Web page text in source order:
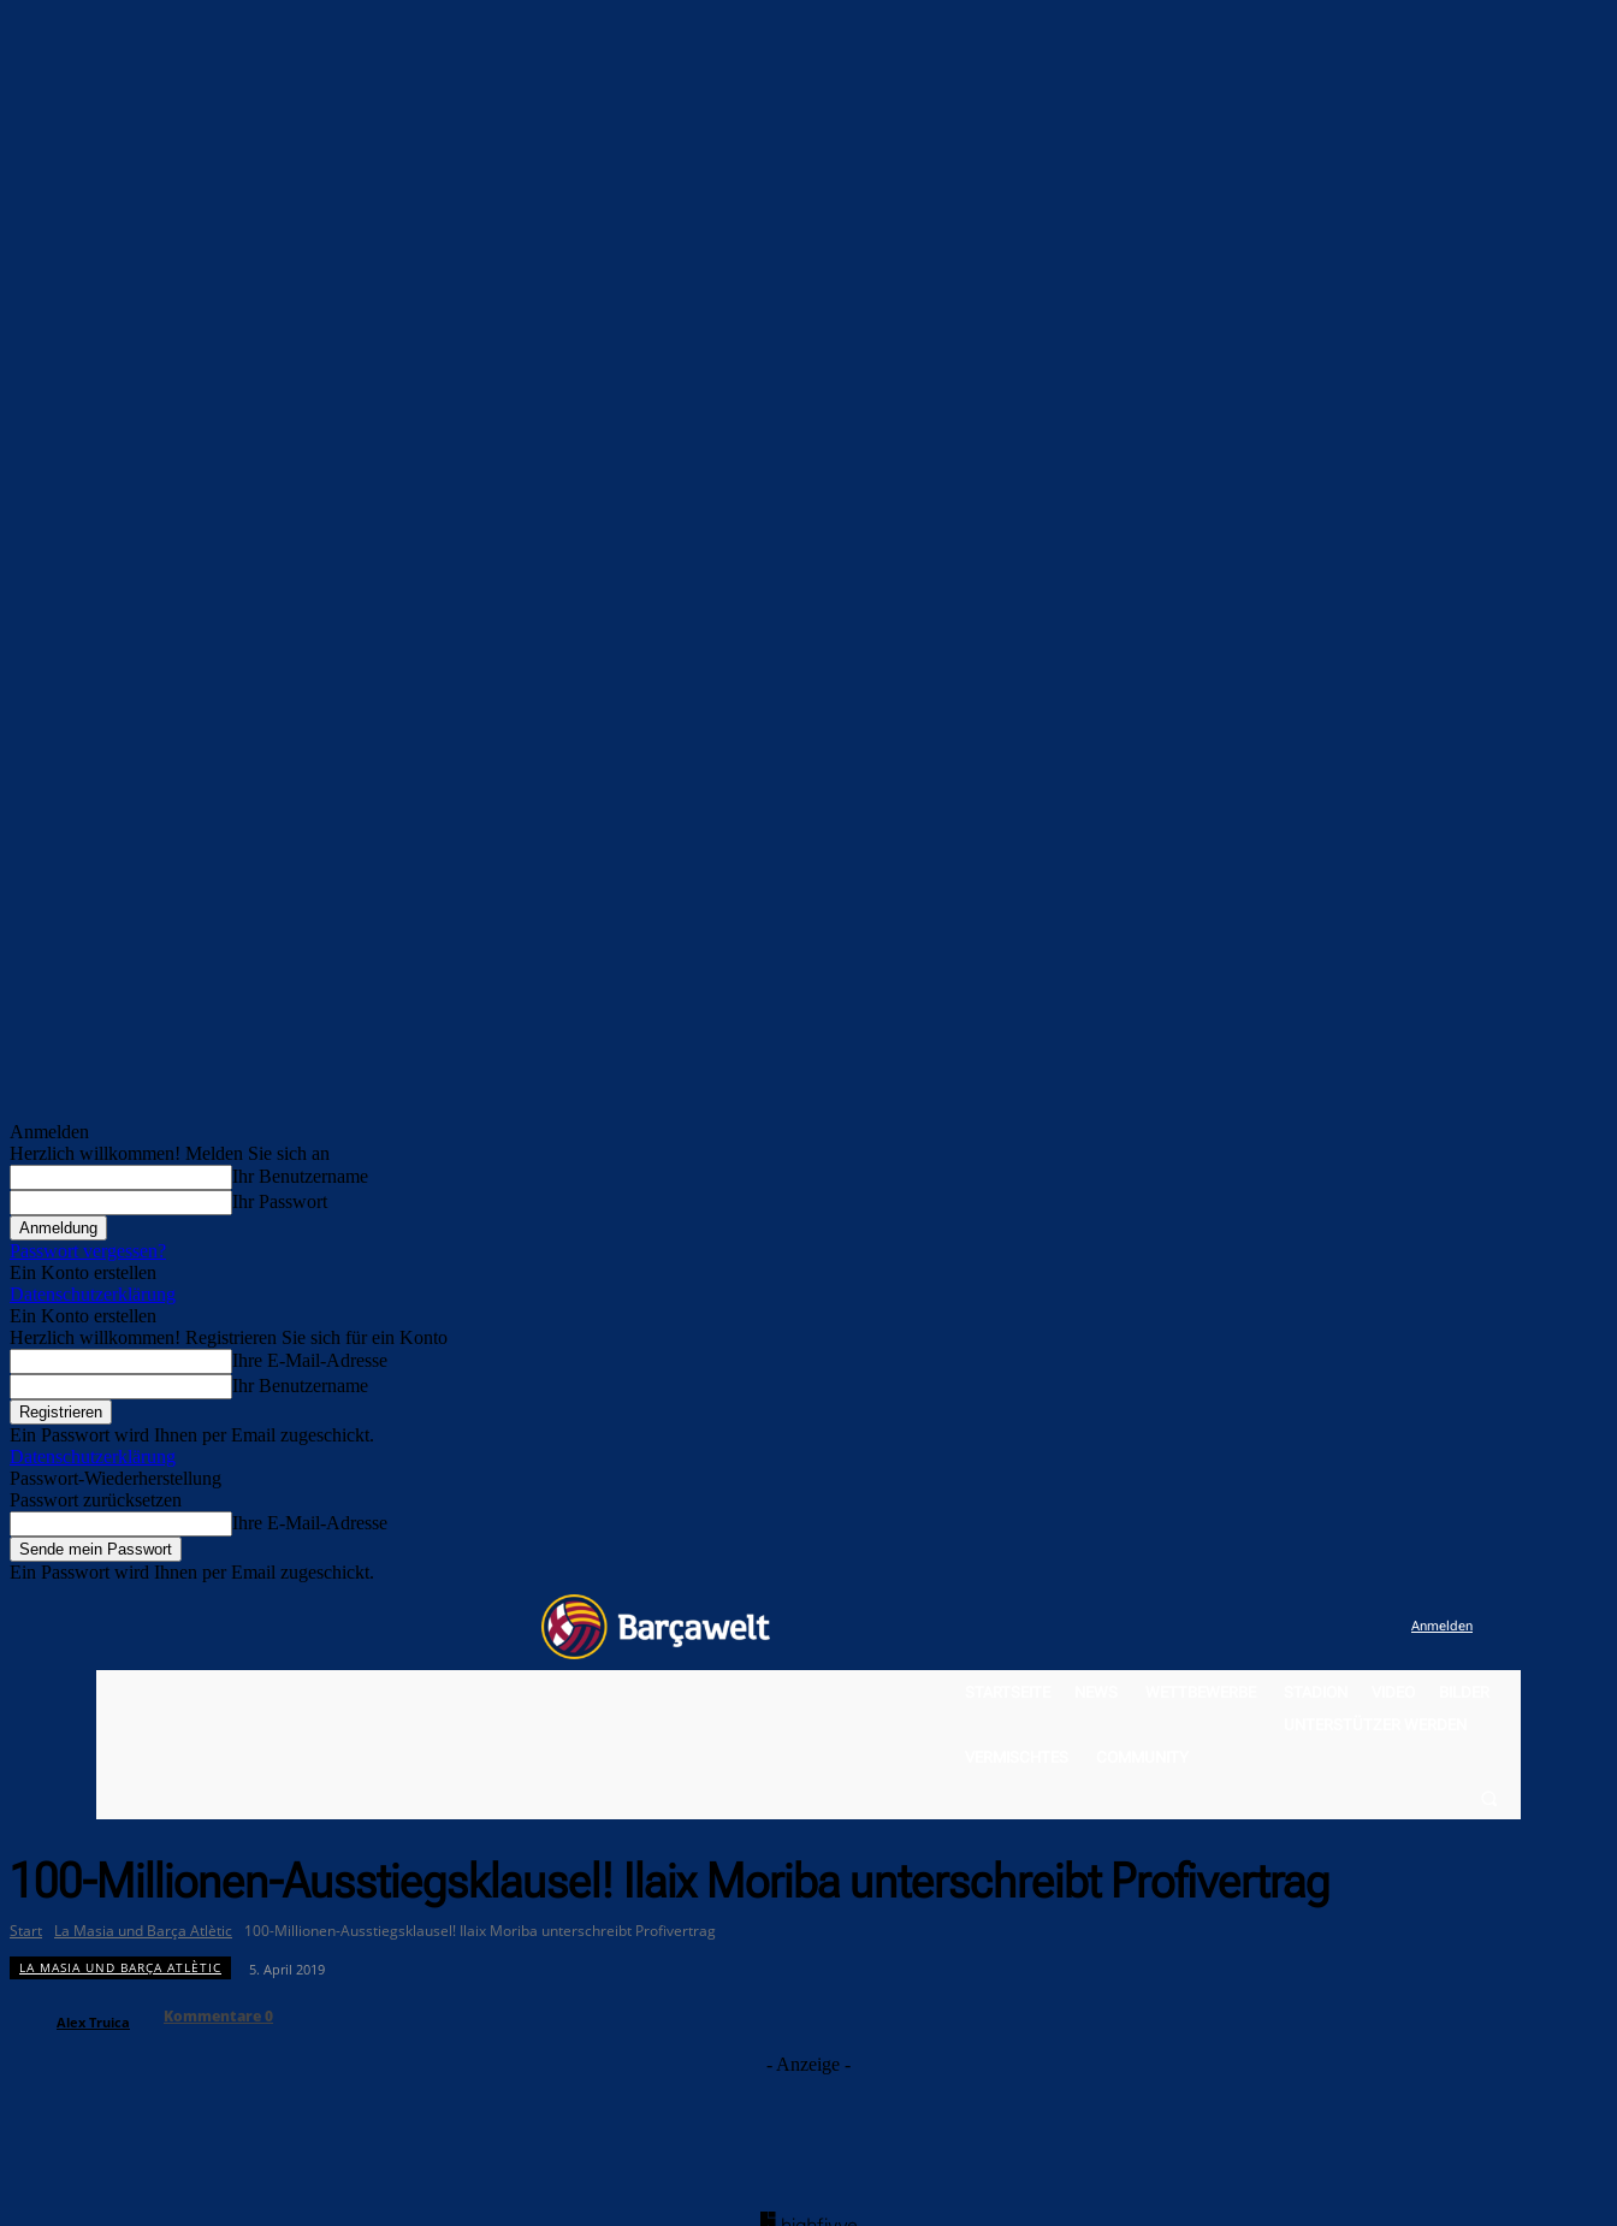
Anmelden
Herzlich willkommen! Melden Sie sich an
Ihr Benutzername
Ihr Passwort
Passwort vergessen?
Ein Konto erstellen
Datenschutzerklärung
Ein Konto erstellen
Herzlich willkommen! Registrieren Sie sich für ein Konto
Ihre E-Mail-Adresse
Ihr Benutzername
Ein Passwort wird Ihnen per Email zugeschickt.
Datenschutzerklärung
Passwort-Wiederherstellung
Passwort zurücksetzen
Ihre E-Mail-Adresse
Ein Passwort wird Ihnen per Email zugeschickt.
Anmelden
100-Millionen-Ausstiegsklausel! Ilaix Moriba unterschreibt Profivertrag
Start La Masia und Barça Atlètic 100-Millionen-Ausstiegsklausel! Ilaix Moriba unterschreibt Profivertrag
LA MASIA UND BARÇA ATLÈTIC 5. April 2019
Alex Truica Kommentare0
- Anzeige -